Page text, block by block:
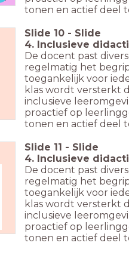
tonen en actief deel
Slide 10 - Slide
4. Inclusieve
De docent past
regelmatig het
toegankelijk voor
klas wordt versterkt
inclusieve
proactief op
tonen en actief deel
Slide 11 - Slide
4. Inclusieve
De docent past
regelmatig het
toegankelijk voor
klas wordt versterkt
inclusieve
proactief op
tonen en actief deel